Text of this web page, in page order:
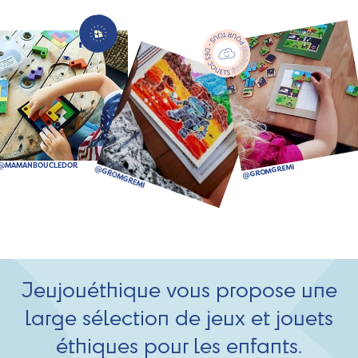
Jeujouéthique vous propose une
large sélection de jeux et jouets
éthiques pour les enfants.